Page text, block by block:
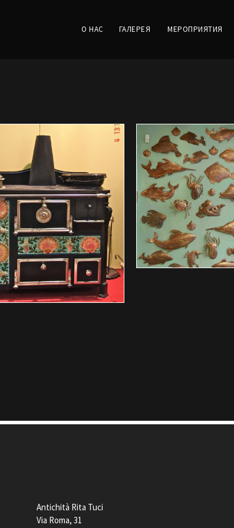
О НАС ГАЛЕРЕЯ МЕРОПРИЯТИЯ
Antichità Rita Tuci
Via Roma, 31